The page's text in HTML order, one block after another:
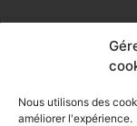
Nous utilisons des
améliorer l'expérience.